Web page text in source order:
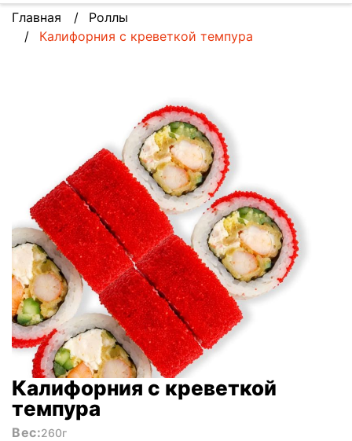
Главная
Роллы
Калифорния с креветкой темпура
Калифорния с креветкой
темпура
Вес:260г